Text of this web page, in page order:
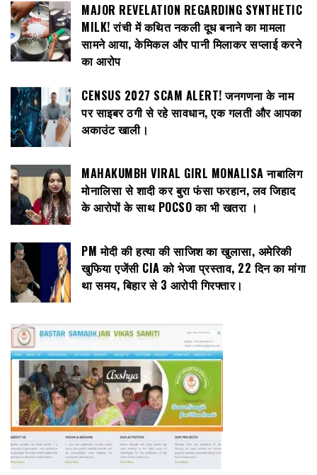
MAJOR REVELATION REGARDING SYNTHETIC
MILK! रांची में कथित नकली दूध बनाने का मामला
सामने आया, केमिकल और पानी मिलाकर सप्लाई करने
का आरोप
CENSUS 2027 SCAM ALERT! जनगणना के नाम
पर साइबर ठगी से रहे सावधान, एक गलती और आपका
अकाउंट खाली।
MAHAKUMBH VIRAL GIRL MONALISA नाबालिग
मोनालिसा से शादी कर बुरा फंसा फरहान, लव जिहाद
के आरोपों के साथ POCSO का भी खतरा ।
PM मोदी की हत्या की साजिश का खुलासा, अमेरिकी
खुफिया एजेंसी CIA को भेजा प्रस्ताव, 22 दिन का मांगा
था समय, बिहार से 3 आरोपी गिरफ्तार।